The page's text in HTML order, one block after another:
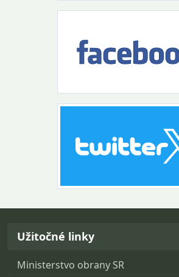
Návrat na začiatok stránky
Užitočné linky
Ministerstvo obrany SR